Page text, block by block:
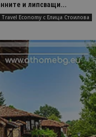
и липсващи...
Travel Economy с Елица Стоилова